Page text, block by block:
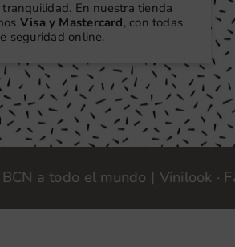
En nuestra tienda
Visa y Mastercard, con todas
seguridad online.
el mundo | Vinilook ·